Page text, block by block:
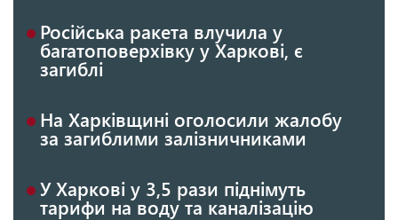
Російська ракета влучила у
багатоповерхівку у Харкові, є
загиблі
На Харківщині оголосили жалобу
за загиблими залізничниками
У Харкові у 3,5 рази піднімуть
тарифи на воду та каналізацію